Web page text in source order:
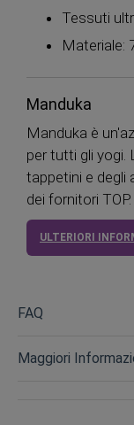
Tessuti
Materiale:
Manduka
Manduka è
per tutti gli yogi.
tappetini e degli
dei fornitori TOP.
ULTERIORI
FAQ
Maggiori